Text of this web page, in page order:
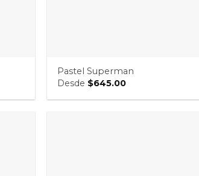
Pastel Superman
Desde $645.00